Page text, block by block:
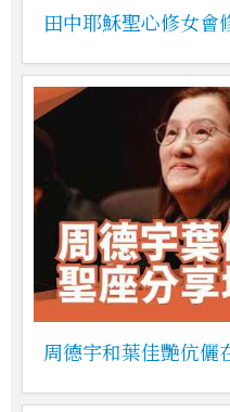
田中耶穌聖心修女會
周德宇和葉佳艷伉儷